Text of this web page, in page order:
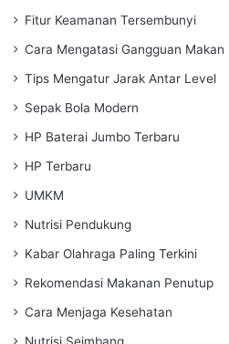
Fitur Keamanan Tersembunyi
Cara Mengatasi Gangguan Makan
Tips Mengatur Jarak Antar Level
Sepak Bola Modern
HP Baterai Jumbo Terbaru
HP Terbaru
UMKM
Nutrisi Pendukung
Kabar Olahraga Paling Terkini
Rekomendasi Makanan Penutup
Cara Menjaga Kesehatan